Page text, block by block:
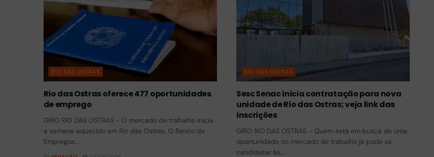
RIO DAS OSTRAS
Rio das Ostras oferece 477 oportunidades
de emprego
GIRO RIO DAS OSTRAS - O mercado de trabalho inicia
a semana aquecido em Rio das Ostras. O Banco de
Empregos...
RIO DAS OSTRAS
Sesc Senac inicia contratação para nova
unidade de Rio das Ostras; veja link das
inscrições
GIRO RIO DAS OSTRAS - Quem está em busca de uma
oportunidade no mercado de trabalho já pode se
candidatar às...